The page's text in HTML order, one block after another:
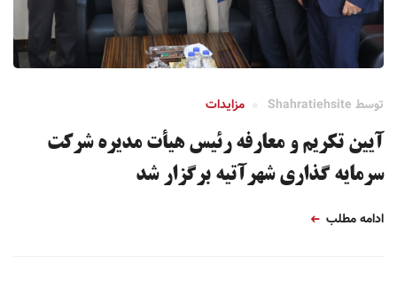
توسط Shahratiehsite مزایدات
آیین تکریم و معارفه رئیس هیأت مدیره شرکت
سرمایه گذاری شهرآتیه برگزار شد
ادامه مطلب